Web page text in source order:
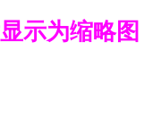
示为缩略